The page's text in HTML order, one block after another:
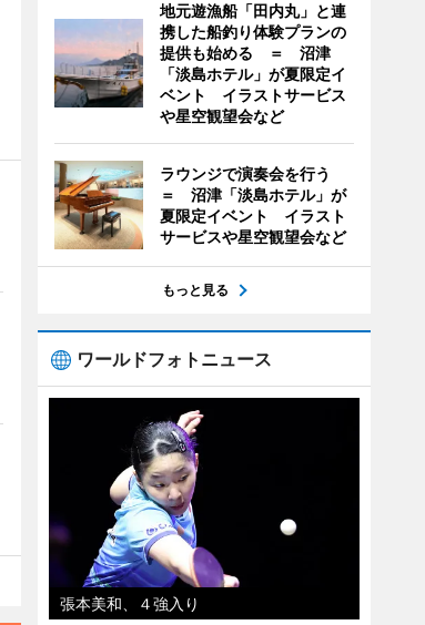
地元遊漁船「田内丸」と連
携した船釣り体験プランの
提供も始める ＝ 沼津
「淡島ホテル」が夏限定イ
ベント イラストサービス
や星空観望会など
ラウンジで演奏会を行う
＝ 沼津「淡島ホテル」が
夏限定イベント イラスト
サービスや星空観望会など
もっと見る
ワールドフォトニュース
張本美和、４強入り